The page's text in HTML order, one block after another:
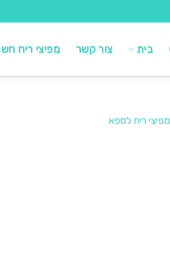
בית צור קשר מפיצי ריח
מפיצי ריח לספא